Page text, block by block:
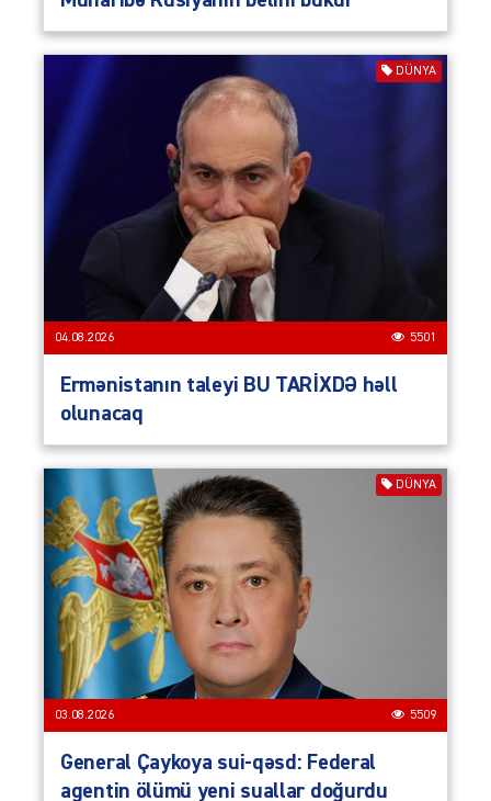
DÜNYA
04.08.2026 5501
Ermənistanın taleyi BU TARİXDƏ həll
olunacaq
DÜNYA
03.08.2026 5509
General Çaykoya sui-qəsd: Federal
agentin ölümü yeni suallar doğurdu